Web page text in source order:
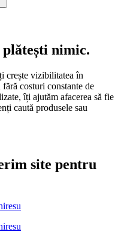
nimic.
crește vizibilitatea în
costuri constante de
îți ajutăm afacerea să fie
caută produsele sau
site pentru